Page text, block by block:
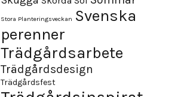
Stora Planteringsveckan Svenska
perenner
Trädgårdsarbete
Trädgårdsdesign
Trädgårdsfest